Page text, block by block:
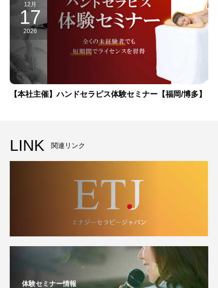
12月
17
2026
【本社主催】ハンドセラピス体験セミナー【福岡/博多】
LINK 関連リンク
体験セミナー情報